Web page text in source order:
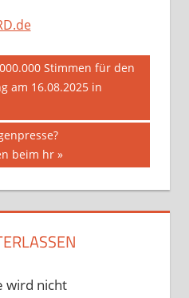
Stimmen für den
am 16.08.2025 in
beim hr
wird nicht